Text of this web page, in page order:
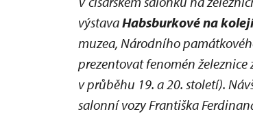
výstavaHabsburkové na
muzea, Národního
prezentovat fenomén
v průběhu 19. a 20. století).
salonní vozy Františka